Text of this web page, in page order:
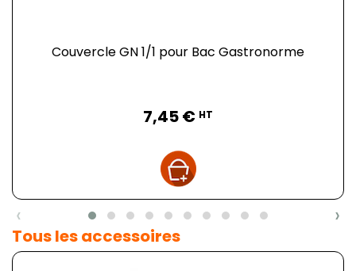
Couvercle GN 1/1 pour Bac Gastronorme
7,45 € HT
‹ ›
Tous les accessoires